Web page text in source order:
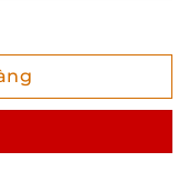
số lượng